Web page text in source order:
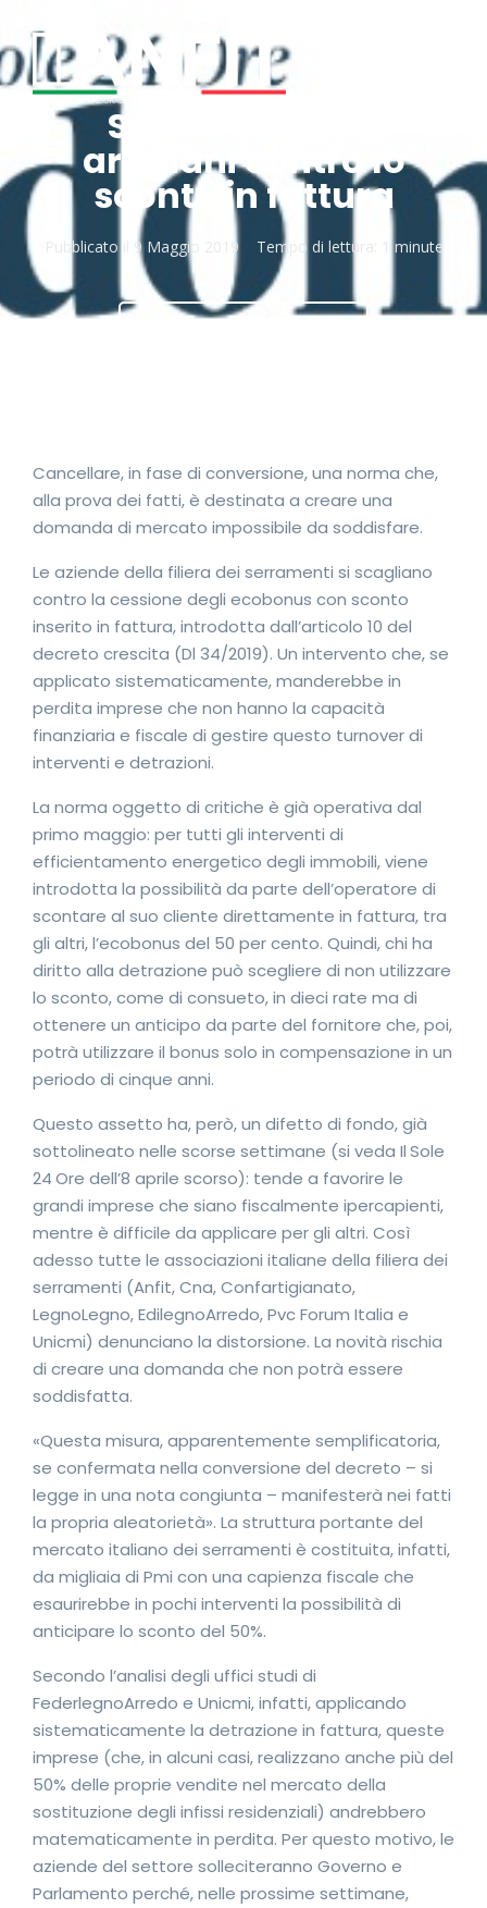
Serramentisti e
artigiani contro lo
sconto in fattura
Pubblicato il 9 Maggio 2019 Tempo di lettura: 1 minute
SCARICA DOCUMENTO
Cancellare, in fase di conversione, una norma che,
alla prova dei fatti, è destinata a creare una
domanda di mercato impossibile da soddisfare.
Le aziende della filiera dei serramenti si scagliano
contro la cessione degli ecobonus con sconto
inserito in fattura, introdotta dall’articolo 10 del
decreto crescita (Dl 34/2019). Un intervento che, se
applicato sistematicamente, manderebbe in
perdita imprese che non hanno la capacità
finanziaria e fiscale di gestire questo turnover di
interventi e detrazioni.
La norma oggetto di critiche è già operativa dal
primo maggio: per tutti gli interventi di
efficientamento energetico degli immobili, viene
introdotta la possibilità da parte dell’operatore di
scontare al suo cliente direttamente in fattura, tra
gli altri, l’ecobonus del 50 per cento. Quindi, chi ha
diritto alla detrazione può scegliere di non utilizzare
lo sconto, come di consueto, in dieci rate ma di
ottenere un anticipo da parte del fornitore che, poi,
potrà utilizzare il bonus solo in compensazione in un
periodo di cinque anni.
Questo assetto ha, però, un difetto di fondo, già
sottolineato nelle scorse settimane (si veda Il Sole
24 Ore dell’8 aprile scorso): tende a favorire le
grandi imprese che siano fiscalmente ipercapienti,
mentre è difficile da applicare per gli altri. Così
adesso tutte le associazioni italiane della filiera dei
serramenti (Anfit, Cna, Confartigianato,
LegnoLegno, EdilegnoArredo, Pvc Forum Italia e
Unicmi) denunciano la distorsione. La novità rischia
di creare una domanda che non potrà essere
soddisfatta.
«Questa misura, apparentemente semplificatoria,
se confermata nella conversione del decreto – si
legge in una nota congiunta – manifesterà nei fatti
la propria aleatorietà». La struttura portante del
mercato italiano dei serramenti è costituita, infatti,
da migliaia di Pmi con una capienza fiscale che
esaurirebbe in pochi interventi la possibilità di
anticipare lo sconto del 50%.
Secondo l’analisi degli uffici studi di
FederlegnoArredo e Unicmi, infatti, applicando
sistematicamente la detrazione in fattura, queste
imprese (che, in alcuni casi, realizzano anche più del
50% delle proprie vendite nel mercato della
sostituzione degli infissi residenziali) andrebbero
matematicamente in perdita. Per questo motivo, le
aziende del settore solleciteranno Governo e
Parlamento perché, nelle prossime settimane,